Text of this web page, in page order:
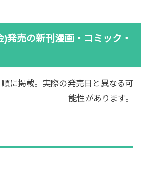
発売の新刊漫画・コミック・
に掲載。実際の発売日と異なる可
能性があります。